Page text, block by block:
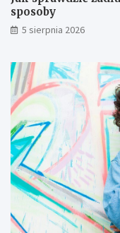
sposoby
5 sierpnia 2026